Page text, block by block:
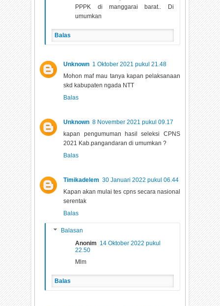
PPPK di manggarai barat.. Di
umumkan
Balas
Unknown 1 Oktober 2021 pukul 21.48
Mohon maf mau tanya kapan pelaksanaan
skd kabupaten ngada NTT
Balas
Unknown 8 November 2021 pukul 09.17
kapan pengumuman hasil seleksi CPNS
2021 Kab.pangandaran di umumkan ?
Balas
Timikadelem 30 Januari 2022 pukul 06.44
Kapan akan mulai tes cpns secara nasional
serentak
Balas
Balasan
Anonim 14 Oktober 2022 pukul
22.50
Mlm
Balas